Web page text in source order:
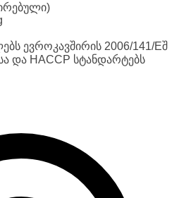
ევროკავშირის 2006/141/Eშ
და HACCP სტანდარტებს